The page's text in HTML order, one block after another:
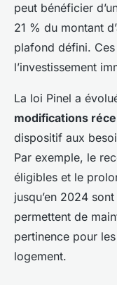
peut bénéficier
21 % du montant
plafond défini.
l’investissement
La loi Pinel a
modifications
dispositif aux
Par exemple, le
éligibles et le
jusqu’en 2024
permettent de
pertinence pour
logement.